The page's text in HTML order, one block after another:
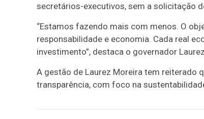
secretários-executivos, sem a solicitação
“Estamos fazendo mais com menos. O
responsabilidade e economia. Cada real
investimento”, destaca o governador
A gestão de Laurez Moreira tem reiterado
transparência, com foco na